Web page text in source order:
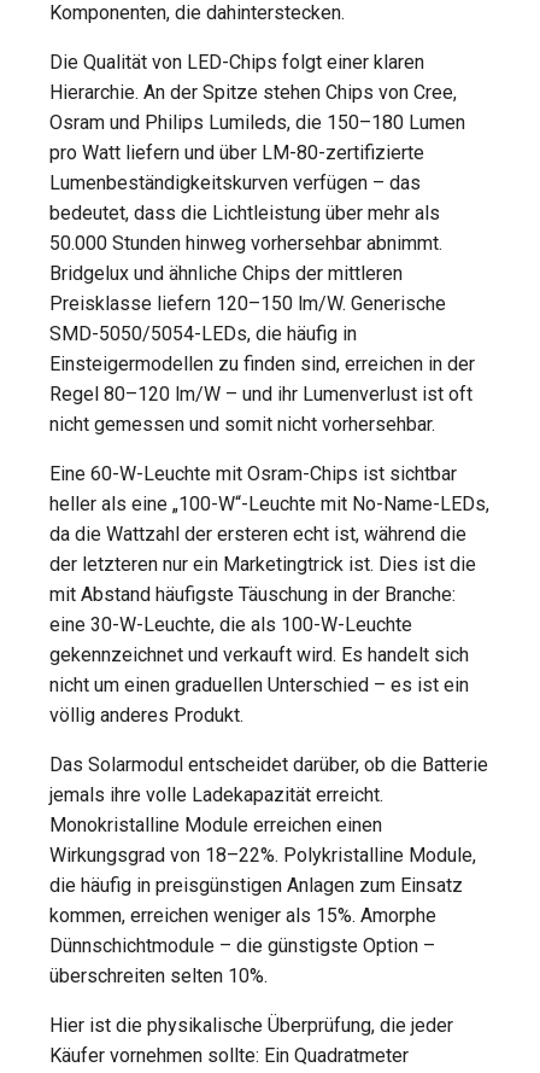
Komponenten, die dahinterstecken.
Die Qualität von LED-Chips folgt einer klaren
Hierarchie. An der Spitze stehen Chips von Cree,
Osram und Philips Lumileds, die 150–180 Lumen
pro Watt liefern und über LM-80-zertifizierte
Lumenbeständigkeitskurven verfügen – das
bedeutet, dass die Lichtleistung über mehr als
50.000 Stunden hinweg vorhersehbar abnimmt.
Bridgelux und ähnliche Chips der mittleren
Preisklasse liefern 120–150 lm/W. Generische
SMD-5050/5054-LEDs, die häufig in
Einsteigermodellen zu finden sind, erreichen in der
Regel 80–120 lm/W – und ihr Lumenverlust ist oft
nicht gemessen und somit nicht vorhersehbar.
Eine 60-W-Leuchte mit Osram-Chips ist sichtbar
heller als eine „100-W“-Leuchte mit No-Name-LEDs,
da die Wattzahl der ersteren echt ist, während die
der letzteren nur ein Marketingtrick ist. Dies ist die
mit Abstand häufigste Täuschung in der Branche:
eine 30-W-Leuchte, die als 100-W-Leuchte
gekennzeichnet und verkauft wird. Es handelt sich
nicht um einen graduellen Unterschied – es ist ein
völlig anderes Produkt.
Das Solarmodul entscheidet darüber, ob die Batterie
jemals ihre volle Ladekapazität erreicht.
Monokristalline Module erreichen einen
Wirkungsgrad von 18–22%. Polykristalline Module,
die häufig in preisgünstigen Anlagen zum Einsatz
kommen, erreichen weniger als 15%. Amorphe
Dünnschichtmodule – die günstigste Option –
überschreiten selten 10%.
Hier ist die physikalische Überprüfung, die jeder
Käufer vornehmen sollte: Ein Quadratmeter